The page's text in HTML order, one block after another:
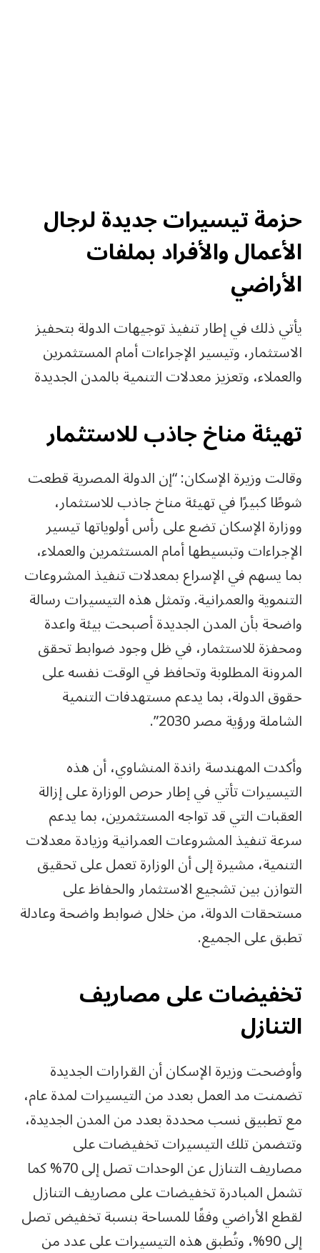
حزمة تيسيرات جديدة لرجال
الأعمال والأفراد بملفات
الأراضي
يأتي ذلك في إطار تنفيذ توجيهات الدولة بتحفيز
الاستثمار، وتيسير الإجراءات أمام المستثمرين
والعملاء، وتعزيز معدلات التنمية بالمدن الجديدة
تهيئة مناخ جاذب للاستثمار
وقالت وزيرة الإسكان: “إن الدولة المصرية قطعت
شوطًا كبيرًا في تهيئة مناخ جاذب للاستثمار،
ووزارة الإسكان تضع على رأس أولوياتها تيسير
الإجراءات وتبسيطها أمام المستثمرين والعملاء،
بما يسهم في الإسراع بمعدلات تنفيذ المشروعات
التنموية والعمرانية. وتمثل هذه التيسيرات رسالة
واضحة بأن المدن الجديدة أصبحت بيئة واعدة
ومحفزة للاستثمار، في ظل وجود ضوابط تحقق
المرونة المطلوبة وتحافظ في الوقت نفسه على
حقوق الدولة، بما يدعم مستهدفات التنمية
الشاملة ورؤية مصر 2030”.
وأكدت المهندسة راندة المنشاوي، أن هذه
التيسيرات تأتي في إطار حرص الوزارة على إزالة
العقبات التي قد تواجه المستثمرين، بما يدعم
سرعة تنفيذ المشروعات العمرانية وزيادة معدلات
التنمية، مشيرة إلى أن الوزارة تعمل على تحقيق
التوازن بين تشجيع الاستثمار والحفاظ على
مستحقات الدولة، من خلال ضوابط واضحة وعادلة
تطبق على الجميع.
تخفيضات على مصاريف
التنازل
وأوضحت وزيرة الإسكان أن القرارات الجديدة
تضمنت مد العمل بعدد من التيسيرات لمدة عام،
مع تطبيق نسب محددة بعدد من المدن الجديدة،
وتتضمن تلك التيسيرات تخفيضات على
مصاريف التنازل عن الوحدات تصل إلى 70% كما
تشمل المبادرة تخفيضات على مصاريف التنازل
لقطع الأراضي وفقًا للمساحة بنسبة تخفيض تصل
إلى 90%، وتُطبق هذه التيسيرات على عدد من